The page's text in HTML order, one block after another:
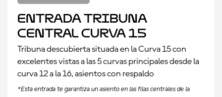
Entrada tribuna
central curva 15
Tribuna descubierta situada en la Curva 15 con
excelentes vistas a las 5 curvas principales desde la
curva 12 a la 16, asientos con respaldo
*Esta entrada te garantiza un asiento en las filas centrales de la